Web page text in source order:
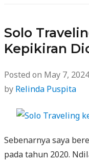
Solo
Kepikiran
Posted on May 7, 2024
by Relinda Puspita
Sebenarnya saya
pada tahun 2020.